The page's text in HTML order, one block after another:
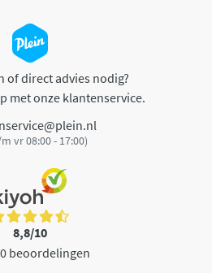
of direct advies nodig?
met onze klantenservice.
vr 08:00 - 17:00)
8,8/10
beoordelingen